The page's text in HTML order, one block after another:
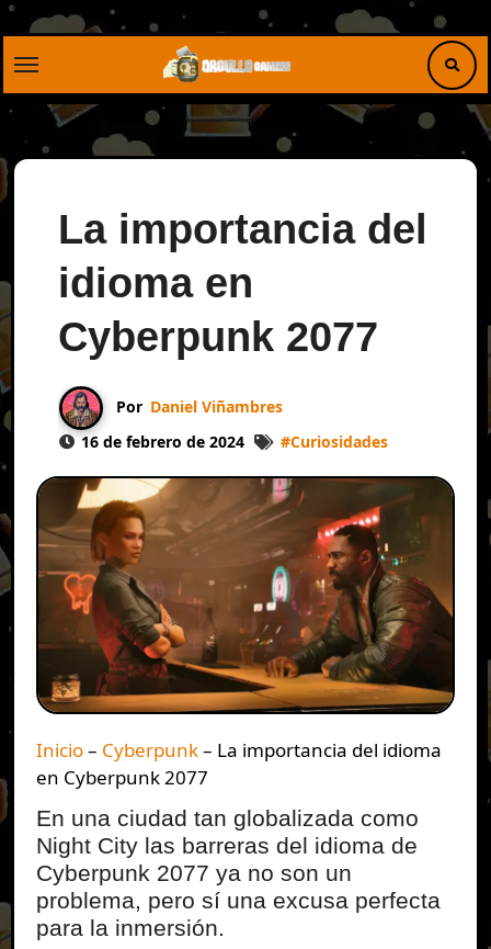
Saltar
La importancia del
idioma en
Cyberpunk 2077
Por Daniel Viñambres
16 de febrero de 2024
#Curiosidades
Inicio– Cyberpunk– La importancia del idioma
en Cyberpunk 2077
En una ciudad tan globalizada como
Night City las barreras del idioma de
Cyberpunk 2077 ya no son un
problema, pero sí una excusa perfecta
para la inmersión.